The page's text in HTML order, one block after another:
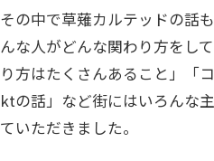
その中で草薙カルテッドの話
んな人がどんな関わり方をし
り方はたくさんあること」「
ktの話」など街にはいろんな
ていただきました。